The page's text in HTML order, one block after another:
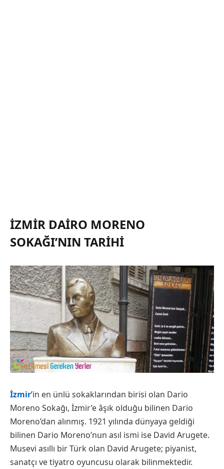
İZMIR DAIRO MORENO
SOKAĞI’NIN TARIHI
İzmir’in en ünlü sokaklarından birisi olan Dario
Moreno Sokağı, İzmir’e âşık olduğu bilinen Dario
Moreno’dan alınmış. 1921 yılında dünyaya geldiği
bilinen Dario Moreno’nun asıl ismi ise David Arugete.
Musevi asıllı bir Türk olan David Arugete; piyanist,
sanatçı ve tiyatro oyuncusu olarak bilinmektedir.